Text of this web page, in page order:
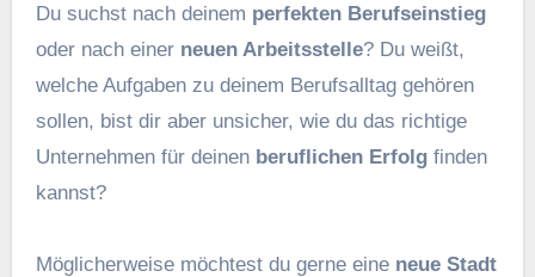
Du suchst nach deinem perfekten Berufseinstieg
oder nach einer neuen Arbeitsstelle? Du weißt,
welche Aufgaben zu deinem Berufsalltag gehören
sollen, bist dir aber unsicher, wie du das richtige
Unternehmen für deinen beruflichen Erfolgfinden
kannst?
Möglicherweise möchtest du gerne eine neue Stadt